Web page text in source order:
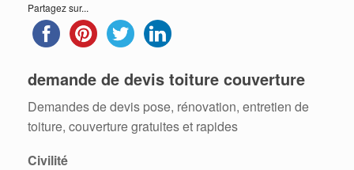
Partagez sur...
demande de devis toiture couverture
Demandes de devis pose, rénovation, entretien de
toiture, couverture gratuites et rapides
Civilité